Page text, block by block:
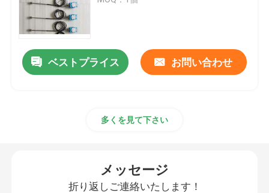
圧電気の超音波トランスデューサー
水に浸け超音波トランスデューサ
超音波洗浄機
ベストプライス お問い合わせ
多くを見て下さい
メッセージ
折り返しご連絡いたします！